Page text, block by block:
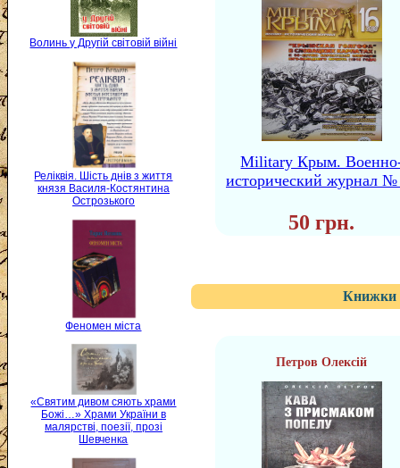
Волинь у Другій світовій війні
Реліквія. Шість днів з життя
князя Василя-Костянтина
Острозького
Феномен міста
«Святим дивом сяють храми
Божі…» Храми України в
малярстві, поезії, прозі
Шевченка
Military Крым.
исторический журнал №
50 грн.
Книжки
Петров Олексій